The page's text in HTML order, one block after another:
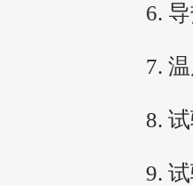
6. 导
7. 温
8. 试
9. 试